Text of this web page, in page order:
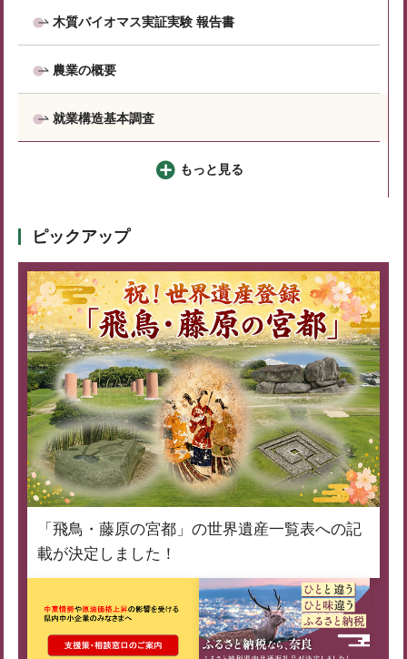
木質バイオマス実証実験 報告書
農業の概要
就業構造基本調査
もっと見る
ピックアップ
「飛鳥・藤原の宮都」の世界遺産一覧表への記
載が決定しました！